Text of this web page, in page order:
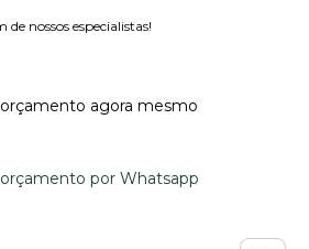
nossos especialistas!
agora mesmo
orçamento por Whatsapp